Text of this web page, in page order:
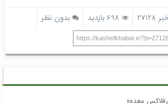
698 بازدید
بدون نظر
https://kashefkhabar.ir/
معده»